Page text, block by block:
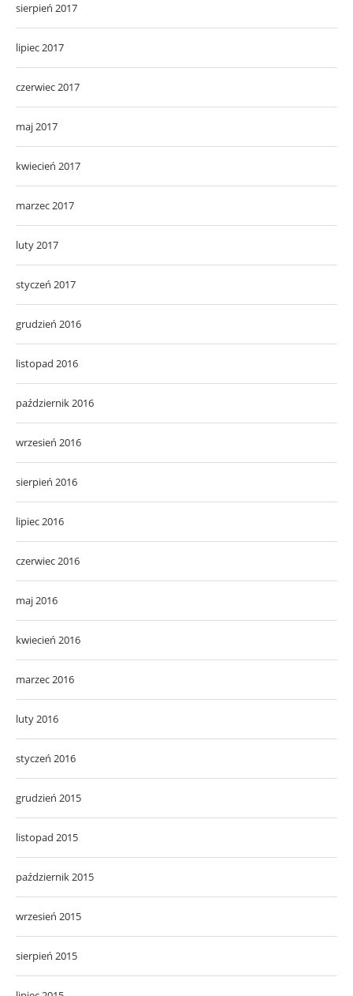
sierpień 2017
lipiec 2017
czerwiec 2017
maj 2017
kwiecień 2017
marzec 2017
luty 2017
styczeń 2017
grudzień 2016
listopad 2016
październik 2016
wrzesień 2016
sierpień 2016
lipiec 2016
czerwiec 2016
maj 2016
kwiecień 2016
marzec 2016
luty 2016
styczeń 2016
grudzień 2015
listopad 2015
październik 2015
wrzesień 2015
sierpień 2015